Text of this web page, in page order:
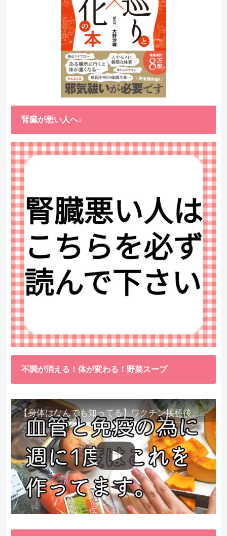
腎臓が悪い人へ↓
不調が消える！体が変わる！野菜スープ
【身体はなんでも知ってる】ワクチン接種後、異常に食べたくなった野菜が細胞回復に貢献してくれました。